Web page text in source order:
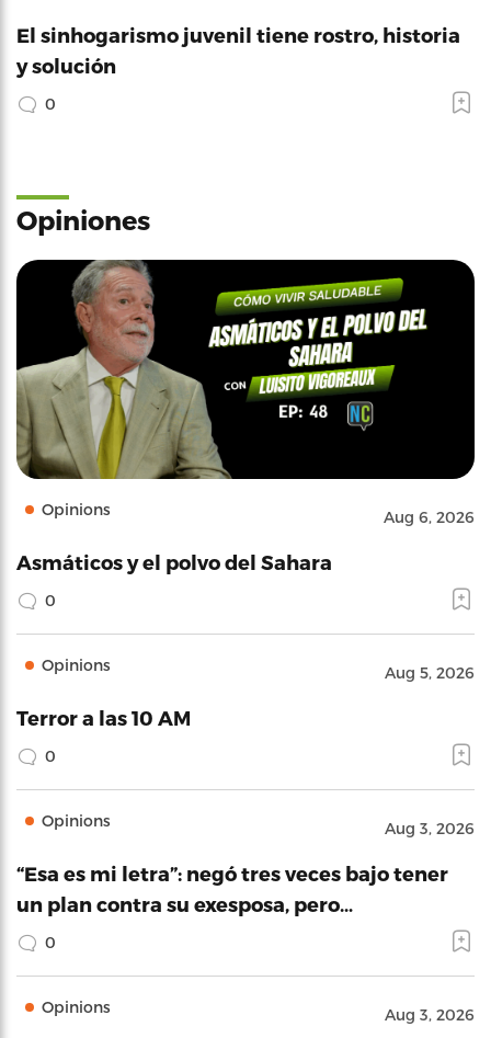
El sinhogarismo juvenil tiene rostro, historia
y solución
0
Opiniones
Opinions Aug 6, 2026
Asmáticos y el polvo del Sahara
0
Opinions Aug 5, 2026
Terror a las 10 AM
0
Opinions Aug 3, 2026
“Esa es mi letra”: negó tres veces bajo tener
un plan contra su exesposa, pero…
0
Opinions Aug 3, 2026